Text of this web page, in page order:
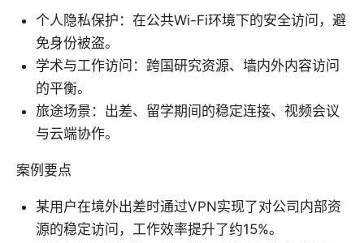
个人隐私保护：在公共Wi-Fi环境下的安全访问，避
免身份被盗。
学术与工作访问：跨国研究资源、墙内外内容访问
的平衡。
旅途场景：出差、留学期间的稳定连接、视频会议
与云端协作。
案例要点
某用户在境外出差时通过VPN实现了对公司内部资
源的稳定访问，工作效率提升了约15%。